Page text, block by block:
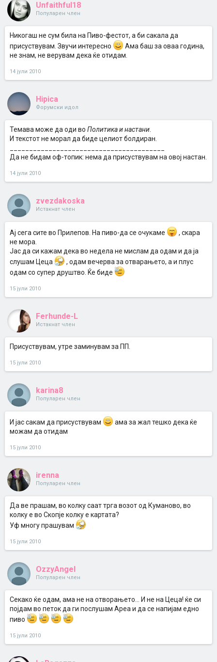
Unfaithful18
Популарен член
Никогаш не сум била на Пиво-фестот, а би сакала да
присуствувам. Звучи интересно
Ама баш за оваа година,
не знам, не верувам дека ќе отидам.
14 јули 2010
Hipica
Форумски идол
Темава може да оди во Политика и настани
И текстот не морал да биде целиот болдиран.
Да не бидам оф-топик: нема да присуствувам на овој настан.
14 јули 2010
zvezdakoska
Истакнат член
Ај сега сите во Прилепов. На пиво-да се очукаме
, скара
не мора.
Јас да си кажам дека во недела не мислам да одам и да ја
слушам Цеца
, одам вечерва за отварањето, а и плус
одам со супер друштво. Ќе биде
15 јули 2010
Ferhunde-L
Истакнат член
Присуствувам, утре заминувам за ПП.
15 јули 2010
karina8
Популарен член
И јас сакам да присуствувам
ама за жал тешко дека ќе
можам да отидам
15 јули 2010
irenna
Популарен член
Да ве прашам, во колку саат трга возот од Куманово, во
колку е во Скопје колку е картата?
Уф многу прашувам
15 јули 2010
OzzyAngel
Популарен член
Секако ќе одам, ама не на отворањето... И не на Цеца! ќе си
појдам во петок да ги послушам Ареа и да се напијам едно
пиво
15 јули 2010